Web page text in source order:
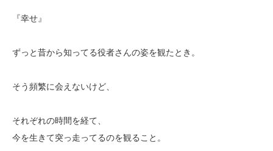
『幸せ』
ずっと昔から知ってる役者さんの姿を観たとき。
そう頻繁に会えないけど、
それぞれの時間を経て、
今を生きて突っ走ってるのを観ること。